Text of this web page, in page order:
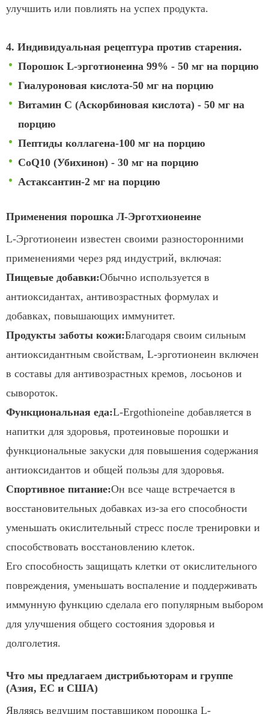
улучшить или повлиять на успех продукта.
4. Индивидуальная рецептура против старения.
Порошок L-эрготионеина 99% - 50 мг на порцию
Гиалуроновая кислота-50 мг на порцию
Витамин C (Аскорбиновая кислота) - 50 мг на
порцию
Пептиды коллагена-100 мг на порцию
CoQ10 (Убихинон) - 30 мг на порцию
Астаксантин-2 мг на порцию
Применения порошка Л-Эрготхионеине
L-Эрготионеин известен своими разносторонними
применениями через ряд индустрий, включая:
Пищевые добавки:Обычно используется в
антиоксидантах, антивозрастных формулах и
добавках, повышающих иммунитет.
Продукты заботы кожи:Благодаря своим сильным
антиоксидантным свойствам, L-эрготионеин включен
в составы для антивозрастных кремов, лосьонов и
сывороток.
Функциональная еда:L-Ergothioneine добавляется в
напитки для здоровья, протеиновые порошки и
функциональные закуски для повышения содержания
антиоксидантов и общей пользы для здоровья.
Спортивное питание:Он все чаще встречается в
восстановительных добавках из-за его способности
уменьшать окислительный стресс после тренировки и
способствовать восстановлению клеток.
Его способность защищать клетки от окислительного
повреждения, уменьшать воспаление и поддерживать
иммунную функцию сделала его популярным выбором
для улучшения общего состояния здоровья и
долголетия.
Что мы предлагаем дистрибьюторам и группе
(Азия, ЕС и США)
Являясь ведущим поставщиком порошка L-